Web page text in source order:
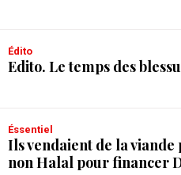
Édito
Edito. Le temps des
Éssentiel
Ils vendaient de la viande
non Halal pour financer